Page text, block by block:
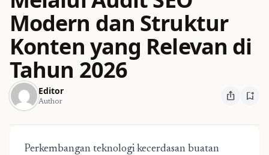
Modern dan Struktur
Konten yang Relevan di
Tahun 2026
Editor
Author ios_share bookmark_add
Perkembangan teknologi kecerdasan buatan